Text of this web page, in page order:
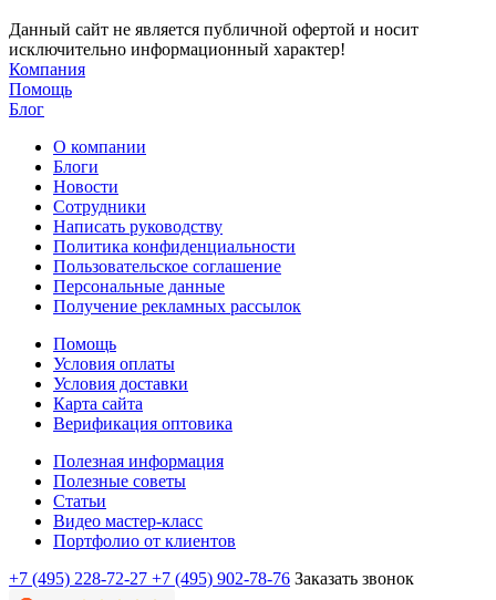
Данный сайт не является публичной офертой и носит
исключительно информационный характер!
Компания
Помощь
Блог
О компании
Блоги
Новости
Сотрудники
Написать руководству
Политика конфиденциальности
Пользовательское соглашение
Персональные данные
Получение рекламных рассылок
Помощь
Условия оплаты
Условия доставки
Карта сайта
Верификация оптовика
Полезная информация
Полезные советы
Статьи
Видео мастер-класс
Портфолио от клиентов
+7 (495) 228-72-27 +7 (495) 902-78-76 Заказать звонок